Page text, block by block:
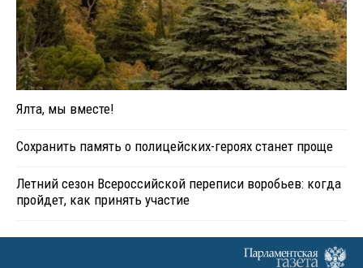
Ялта, мы вместе!
Сохранить память о полицейских-героях станет проще
Летний сезон Всероссийской переписи воробьев: когда
пройдет, как принять участие